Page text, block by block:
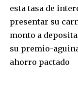
I've read and
esta tasa de
presentar su
monto a
su premio-
ahorro pactado